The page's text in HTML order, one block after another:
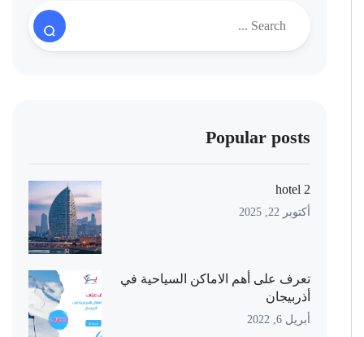
Popular posts
hotel 2
أكتوبر 22, 2025
تعرف على أهم الاماكن السياحية في
أذربيجان
أبريل 6, 2022